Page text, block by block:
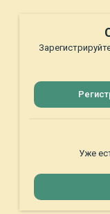
Уже